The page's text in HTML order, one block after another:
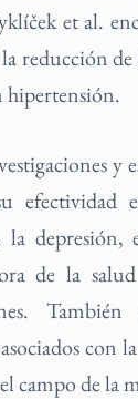
et al.
reducción
hipertensión.
y
efectividad
la
de la
con
campo de la